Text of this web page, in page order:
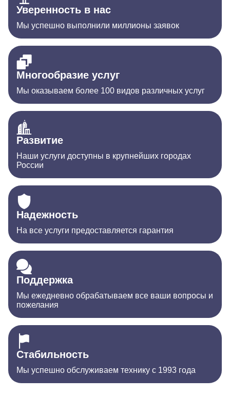
Уверенность в нас
Мы успешно выполнили миллионы заявок
Многообразие услуг
Мы оказываем более 100 видов различных услуг
Развитие
Наши услуги доступны в крупнейших городах
России
Надежность
На все услуги предоставляется гарантия
Поддержка
Мы ежедневно обрабатываем все ваши вопросы и
пожелания
Стабильность
Мы успешно обслуживаем технику с 1993 года